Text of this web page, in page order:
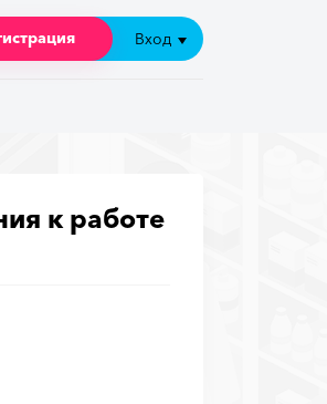
Вход
Вход
к работе